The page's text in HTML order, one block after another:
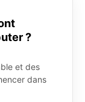
?
et des
dans